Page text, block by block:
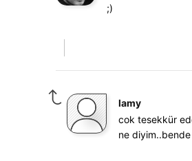
;)
lamy
cok tesekkür
ne